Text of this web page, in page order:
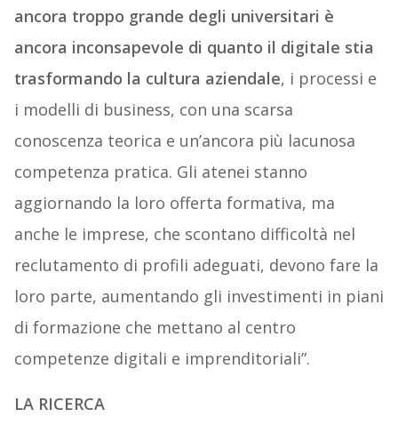
ancora troppo grande degli universitari è
ancora inconsapevole di quanto il digitale stia
trasformando la cultura aziendale, i processi e
i modelli di business, con una scarsa
conoscenza teorica e un’ancora più lacunosa
competenza pratica. Gli atenei stanno
aggiornando la loro offerta formativa, ma
anche le imprese, che scontano difficoltà nel
reclutamento di profili adeguati, devono fare la
loro parte, aumentando gli investimenti in piani
di formazione che mettano al centro
competenze digitali e imprenditoriali”.
LA RICERCA